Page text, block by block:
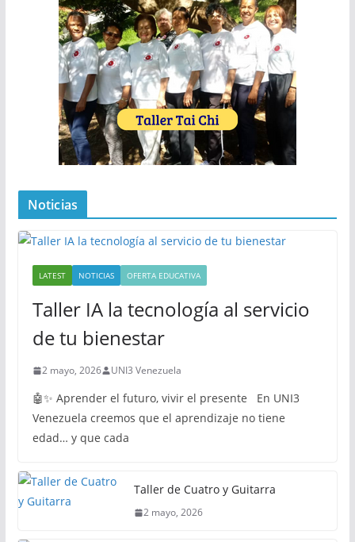
Noticias
LATEST NOTICIAS OFERTA EDUCATIVA
Taller IA la tecnología al servicio
de tu bienestar
2 mayo, 2026 UNI3 Venezuela
🤖✨ Aprender el futuro, vivir el presente En UNI3
Venezuela creemos que el aprendizaje no tiene
edad… y que cada
Taller de Cuatro y Guitarra
2 mayo, 2026